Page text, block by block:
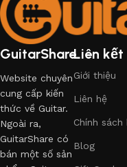
GuitarShare
Website chuyên
cung cấp kiến
thức về Guitar.
Ngoài ra,
GuitarShare có
bán một số sản
Liên kết
Giới thiệu
Liên hệ
Chính
Blog